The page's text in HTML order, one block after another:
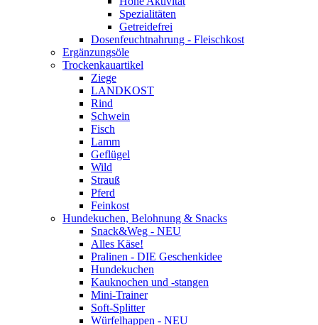
Spezialitäten
Getreidefrei
Dosenfeuchtnahrung - Fleischkost
Ergänzungsöle
Trockenkauartikel
Ziege
LANDKOST
Rind
Schwein
Fisch
Lamm
Geflügel
Wild
Strauß
Pferd
Feinkost
Hundekuchen, Belohnung & Snacks
Snack&Weg - NEU
Alles Käse!
Pralinen - DIE Geschenkidee
Hundekuchen
Kauknochen und -stangen
Mini-Trainer
Soft-Splitter
Würfelhappen - NEU